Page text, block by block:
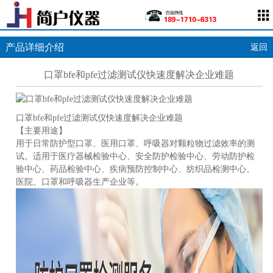
产品详细介绍 返回
口罩bfe和pfe过滤测试仪快速度解决企业难题
口罩bfe和pfe过滤测试仪快速度解决企业难题
【主要用途】
用于日常防护型口罩、医用口罩、呼吸器对颗粒物过滤效率的测
试。适用于医疗器械检验中心、安全防护检验中心、劳动防护检
验中心、药品检验中心、疾病预防控制中心、纺织品检测中心、
医院、口罩和呼吸器生产企业等。